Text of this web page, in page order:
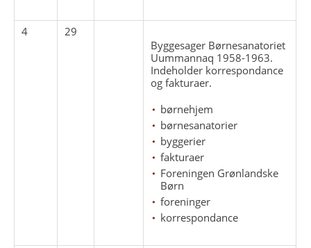
4
29
Byggesager Børnesanatoriet
Uummannaq 1958-1963.
Indeholder korrespondance
og fakturaer.
børnehjem
børnesanatorier
byggerier
fakturaer
Foreningen Grønlandske
Børn
foreninger
korrespondance